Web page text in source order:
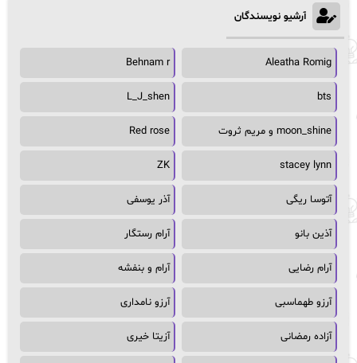
آرشیو نویسندگان
Aleatha Romig
Behnam r
bts
L_J_shen
moon_shine و مریم ثروت Red rose
stacey lynn
ZK
آتوسا ریگی آذر یوسفی
آذین بانو آرام رستگار
آرام رضایی آرام و بنفشه
آرزو طهماسبی آرزو نامداری
آزاده رمضانی آزیتا خیری